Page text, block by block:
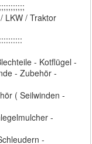
LKW / Traktor
- Kotflügel -
- Zubehör -
( Seilwinden -
-
-